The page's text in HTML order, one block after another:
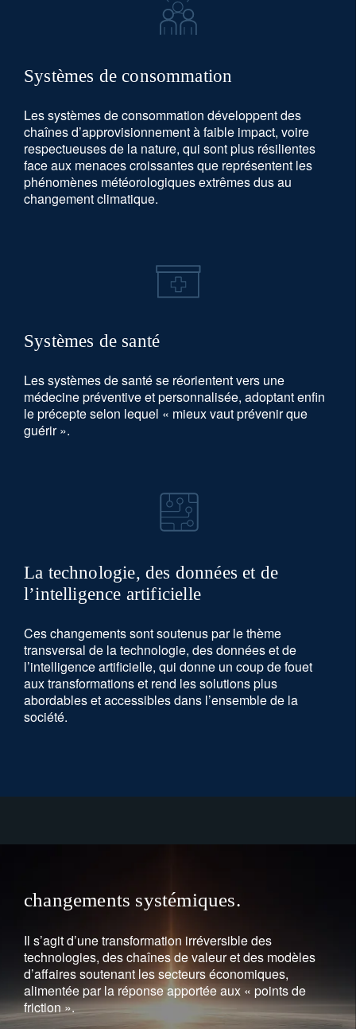
Systèmes de consommation
Les systèmes de consommation développent des
chaînes d’approvisionnement à faible impact, voire
respectueuses de la nature, qui sont plus résilientes
face aux menaces croissantes que représentent les
phénomènes météorologiques extrêmes dus au
changement climatique.
Systèmes de santé
Les systèmes de santé se réorientent vers une
médecine préventive et personnalisée, adoptant enfin
le précepte selon lequel « mieux vaut prévenir que
guérir ».
La technologie, des données et de
l’intelligence artificielle
Ces changements sont soutenus par le thème
transversal de la technologie, des données et de
l’intelligence artificielle, qui donne un coup de fouet
aux transformations et rend les solutions plus
abordables et accessibles dans l’ensemble de la
société.
changements systémiques.
Il s’agit d’une transformation irréversible des
technologies, des chaînes de valeur et des modèles
d’affaires soutenant les secteurs économiques,
alimentée par la réponse apportée aux « points de
friction ».